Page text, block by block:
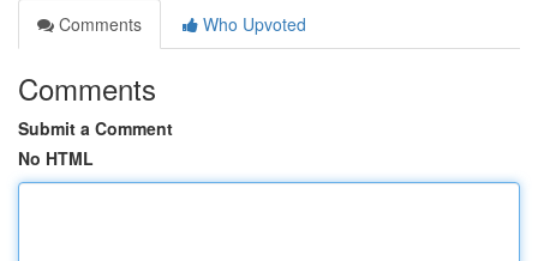
Comments
Who Upvoted
Comments
Submit a Comment
No HTML